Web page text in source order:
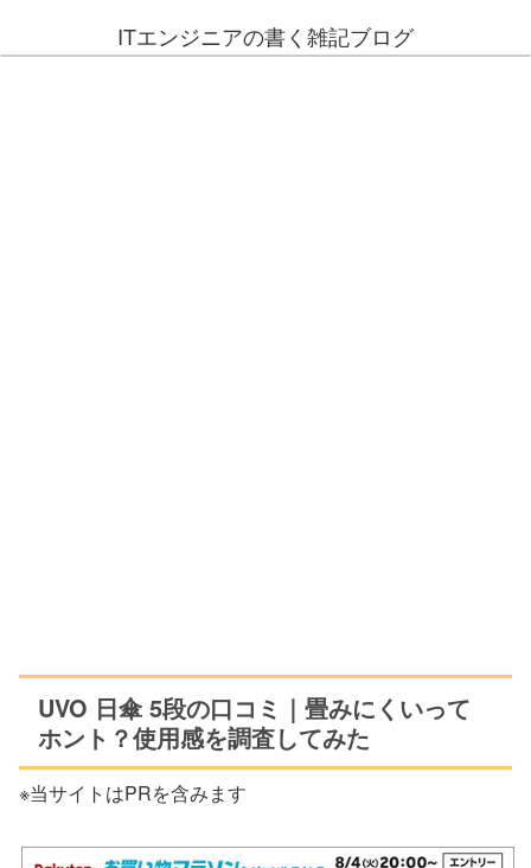
ITエンジニアの書く雑記ブログ
UVO 日傘 5段の口コミ｜畳みにくいって
ホント？使用感を調査してみた
※当サイトはPRを含みます